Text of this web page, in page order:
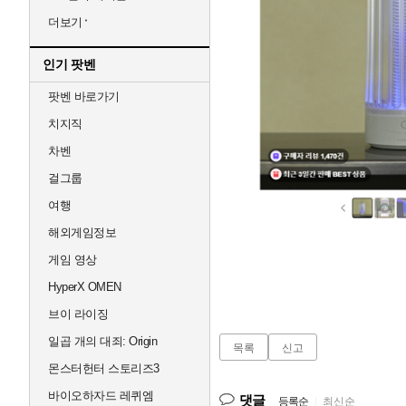
더보기
인기 팟벤
팟벤 바로가기
치지직
차벤
걸그룹
여행
해외게임정보
게임 영상
HyperX OMEN
브이 라이징
일곱 개의 대죄: Origin
몬스터헌터 스토리즈3
바이오하자드 레퀴엠
목록 신고
댓글 등록순 최신순